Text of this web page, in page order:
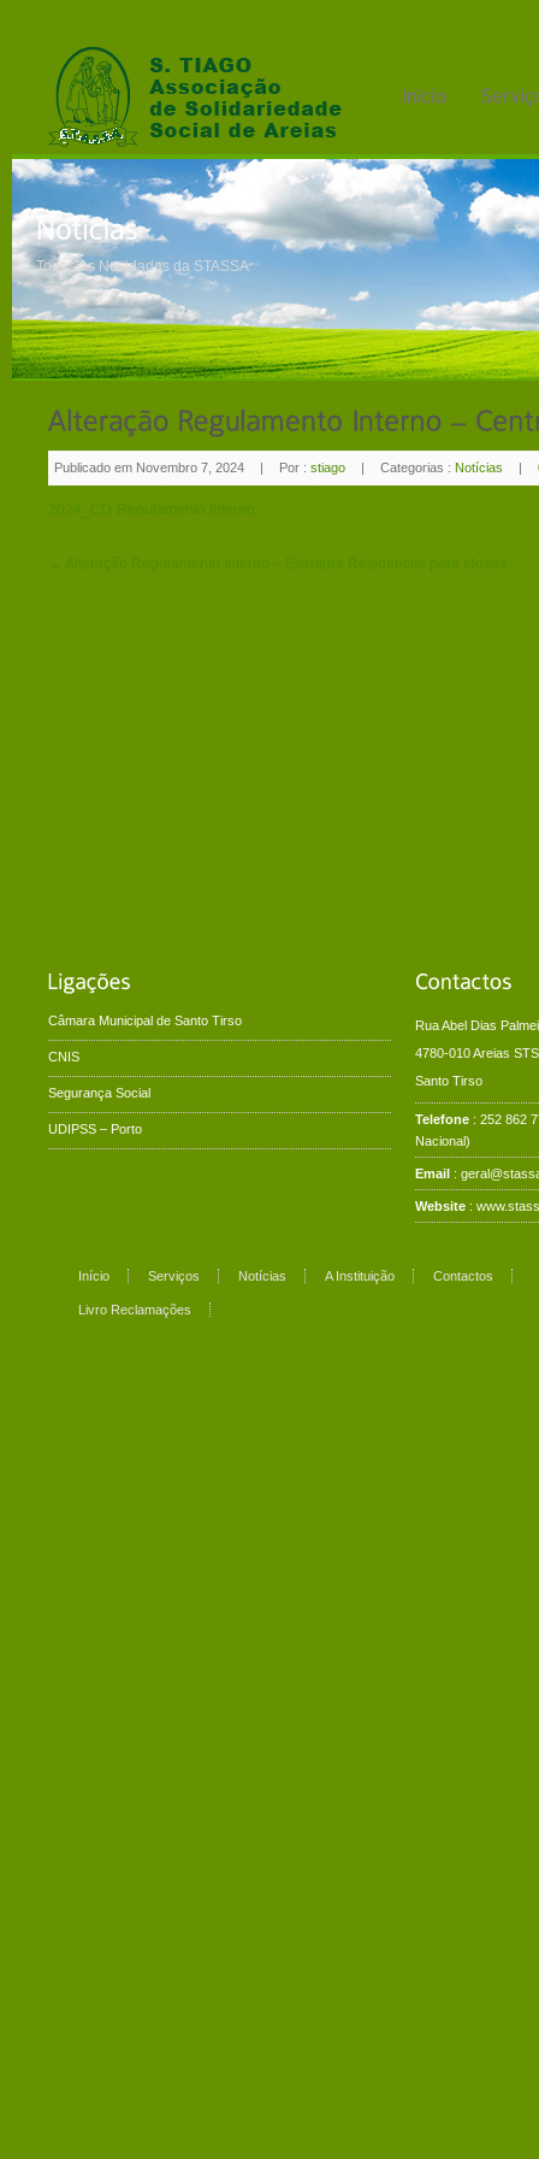
Todas as Novidades da STASSA
Publicado em Novembro 7, 2024 | Por : stiago | Categorias : Notícias |
2024_CD-Regulamento Interno
← Alteração Regulamento Interno – Estrutura Residencial para Idosos
Câmara Municipal de Santo Tirso
CNIS
Segurança Social
UDIPSS – Porto
Rua Abel Dias
4780-010 Areias STS
Santo Tirso
Telefone : 252 862
Nacional)
Email :
Website :
Início Serviços Notícias A Instituição Contactos
Livro Reclamações